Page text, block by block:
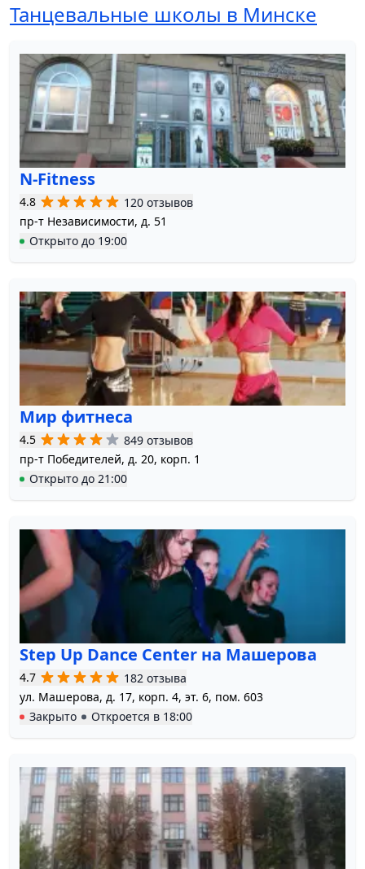
Танцевальные школы в Минске
N-Fitness
4.8
120 отзывов
пр-т Независимости, д. 51
Открыто до 19:00
Мир фитнеса
4.5
849 отзывов
пр-т Победителей, д. 20, корп. 1
Открыто до 21:00
Step Up Dance Center на Машерова
4.7
182 отзыва
ул. Машерова, д. 17, корп. 4, эт. 6, пом. 603
Закрыто
Откроется в 18:00